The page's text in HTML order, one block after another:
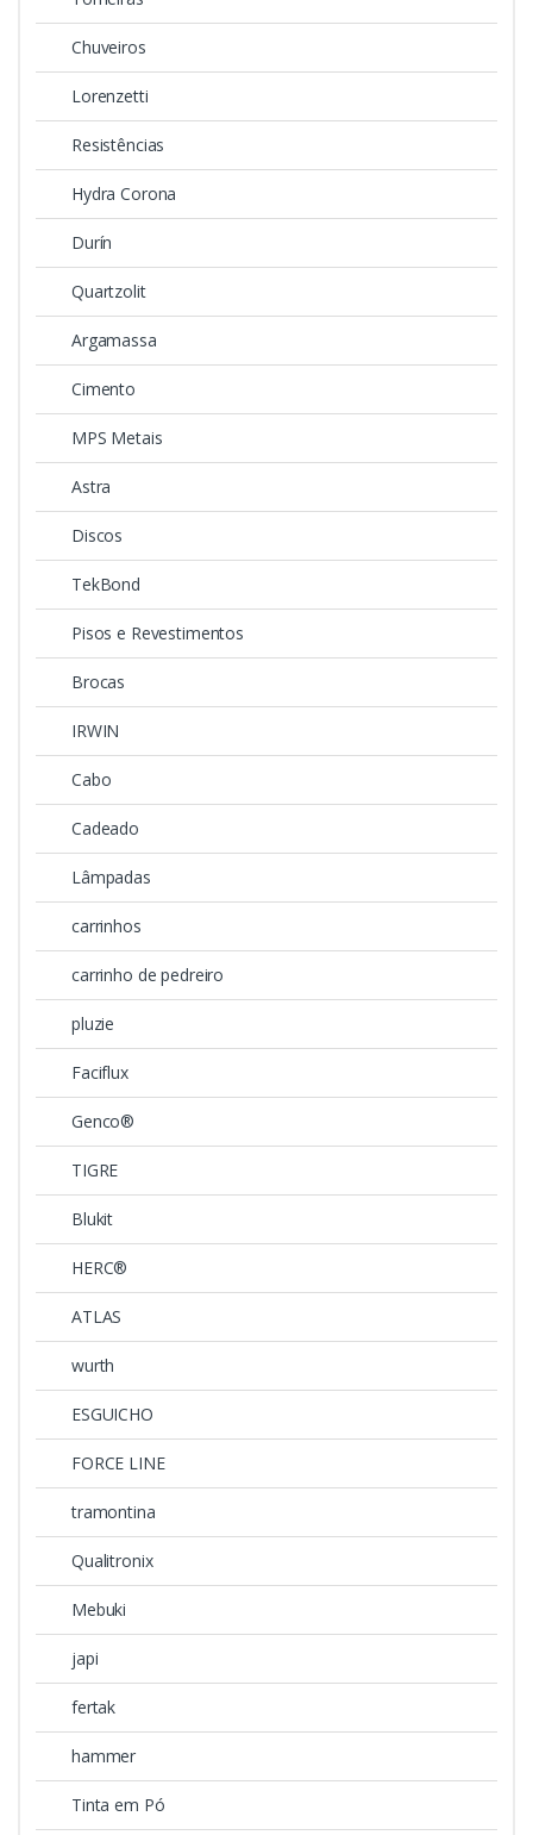
Chuveiros
Lorenzetti
Resistências
Hydra Corona
Durín
Quartzolit
Argamassa
Cimento
MPS Metais
Astra
Discos
TekBond
Pisos e Revestimentos
Brocas
IRWIN
Cabo
Cadeado
Lâmpadas
carrinhos
carrinho de pedreiro
pluzie
Faciflux
Genco®
TIGRE
Blukit
HERC®
ATLAS
wurth
ESGUICHO
FORCE LINE
tramontina
Qualitronix
Mebuki
japi
fertak
hammer
Tinta em Pó